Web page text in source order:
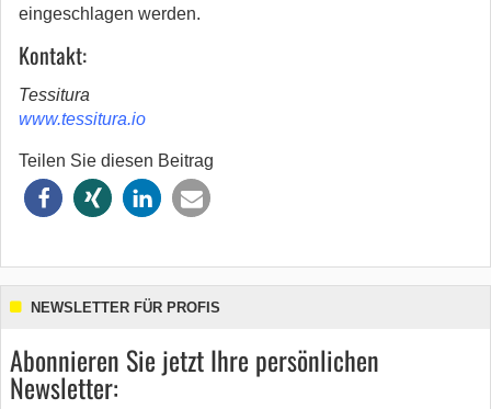
eingeschlagen werden.
Kontakt:
Tessitura
www.tessitura.io
Teilen Sie diesen Beitrag
NEWSLETTER FÜR PROFIS
Abonnieren Sie jetzt Ihre persönlichen
Newsletter: